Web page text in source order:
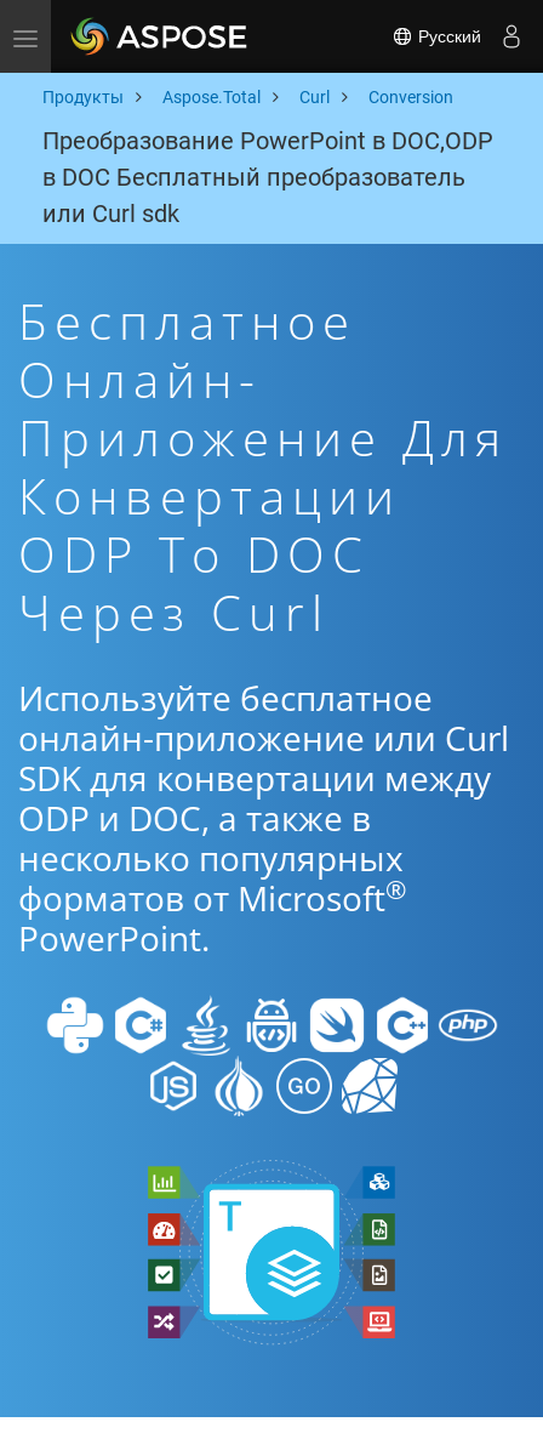
Toggle navigation Русский
Продукты Aspose.Total Curl Conversion
Преобразование PowerPoint в DOC,ODP
в DOC Бесплатный преобразователь
или Curl sdk
Бесплатное
Онлайн-
Приложение Для
Конвертации
ODP To DOC
Через Curl
Используйте бесплатное
онлайн-приложение или Curl
SDK для конвертации между
ODP и DOC, а также в
несколько популярных
форматов от Microsoft®
PowerPoint.